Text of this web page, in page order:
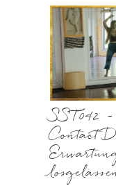
SST042
Contact